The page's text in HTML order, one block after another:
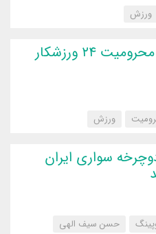
‌ورزش
صدور حکم محرومیت ۲۴ ورزشکار
‌ورزش
سواری ایران
حسن سیف الهی